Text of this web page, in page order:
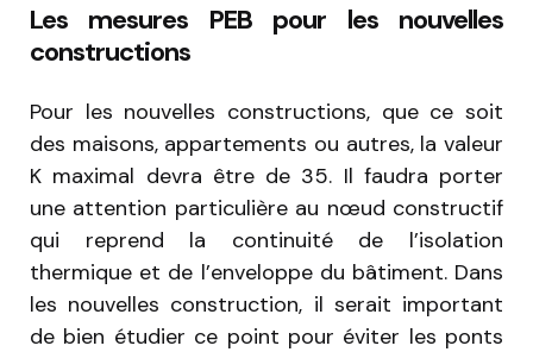
Les mesures PEB pour les nouvelles
constructions
Pour les nouvelles constructions, que ce soit
des maisons, appartements ou autres, la valeur
K maximal devra être de 35. Il faudra porter
une attention particulière au nœud constructif
qui reprend la continuité de l’isolation
thermique et de l’enveloppe du bâtiment. Dans
les nouvelles construction, il serait important
de bien étudier ce point pour éviter les ponts